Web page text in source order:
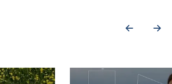
собі є важливим нейромедіатором, але також
N-ацетилсеротонін в мелатонін
з радикалом THB, утворюючи 4a-